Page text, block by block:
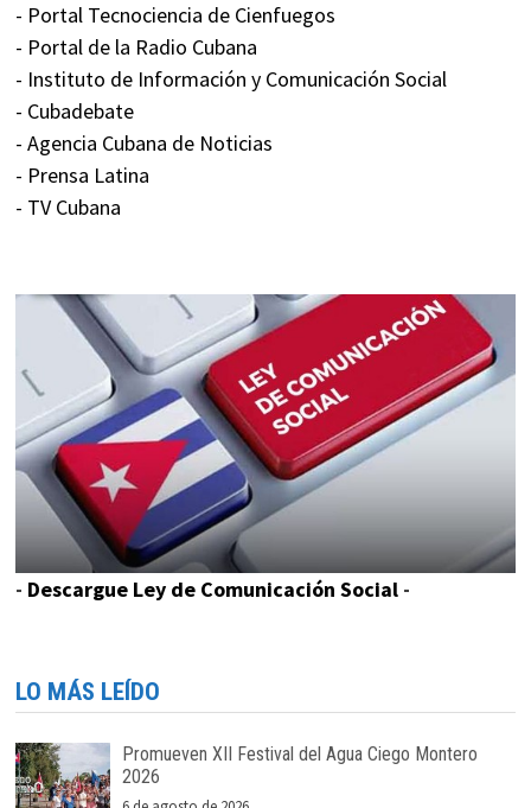
- Portal Tecnociencia de Cienfuegos
- Portal de la Radio Cubana
- Instituto de Información y Comunicación Social
- Cubadebate
- Agencia Cubana de Noticias
- Prensa Latina
- TV Cubana
- Descargue Ley de Comunicación Social-
LO MÁS LEÍDO
Promueven XII Festival del Agua Ciego Montero
2026